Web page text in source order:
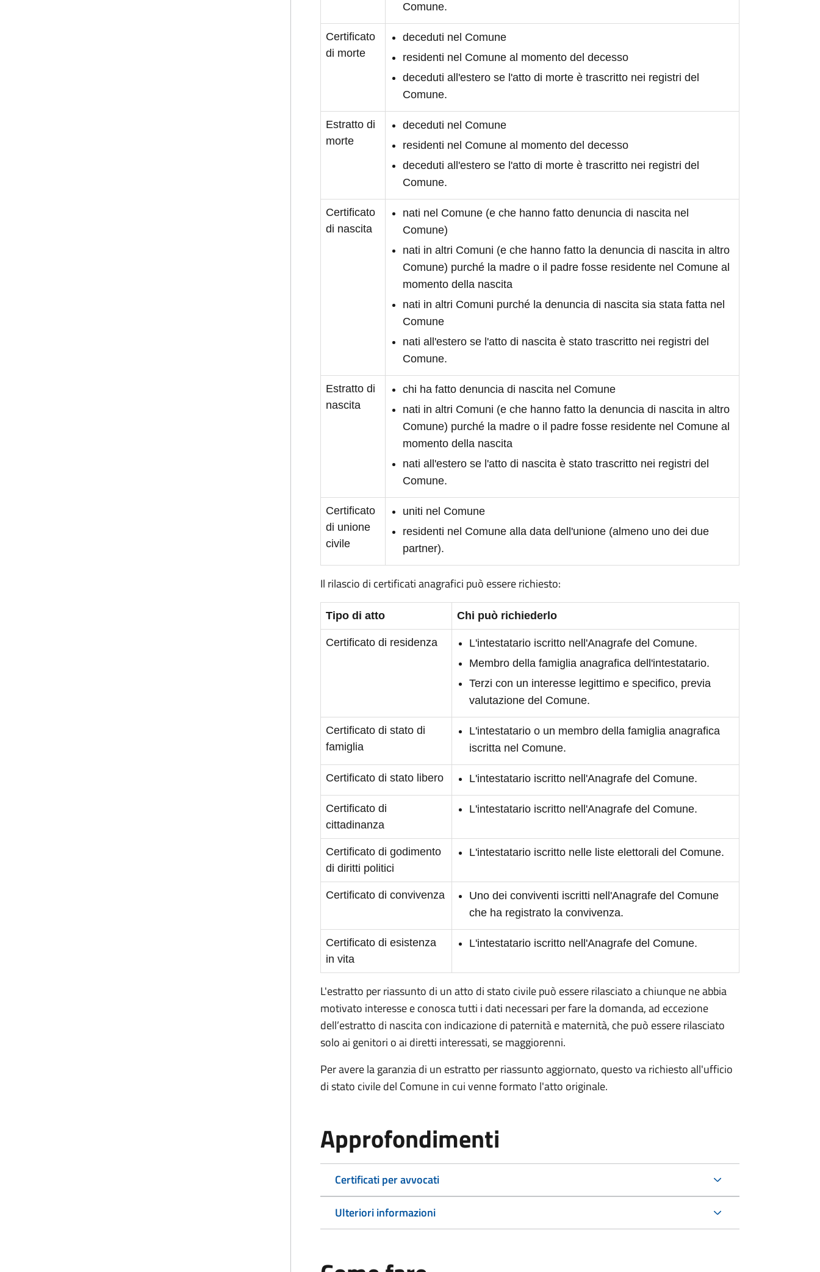
Comune.
Certificato
di morte
deceduti nel Comune
residenti nel Comune al momento del decesso
deceduti all'estero se l'atto di morte è trascritto nei registri del
Comune.
Estratto di
morte
deceduti nel Comune
residenti nel Comune al momento del decesso
deceduti all'estero se l'atto di morte è trascritto nei registri del
Comune.
Certificato
di nascita
nati nel Comune (e che hanno fatto denuncia di nascita nel
Comune)
nati in altri Comuni (e che hanno fatto la denuncia di nascita in altro
Comune) purché la madre o il padre fosse residente nel Comune al
momento della nascita
nati in altri Comuni purché la denuncia di nascita sia stata fatta nel
Comune
nati all'estero se l'atto di nascita è stato trascritto nei registri del
Comune.
Estratto di
nascita
chi ha fatto denuncia di nascita nel Comune
nati in altri Comuni (e che hanno fatto la denuncia di nascita in altro
Comune) purché la madre o il padre fosse residente nel Comune al
momento della nascita
nati all'estero se l'atto di nascita è stato trascritto nei registri del
Comune.
Certificato
di unione
civile
uniti nel Comune
residenti nel Comune alla data dell'unione (almeno uno dei due
partner).
Il rilascio di certificati anagrafici può essere richiesto:
Tipo di atto Chi può richiederlo
Certificato di residenza
L'intestatario iscritto nell'Anagrafe del Comune.
Membro della famiglia anagrafica dell'intestatario.
Terzi con un interesse legittimo e specifico, previa
valutazione del Comune.
Certificato di stato di
famiglia
L'intestatario o un membro della famiglia anagrafica
iscritta nel Comune.
Certificato di stato libero L'intestatario iscritto nell'Anagrafe del Comune.
Certificato di
cittadinanza
L'intestatario iscritto nell'Anagrafe del Comune.
Certificato di godimento
di diritti politici
L'intestatario iscritto nelle liste elettorali del Comune.
Certificato di convivenza
Uno dei conviventi iscritti nell'Anagrafe del Comune
che ha registrato la convivenza.
Certificato di esistenza
in vita
L'intestatario iscritto nell'Anagrafe del Comune.
L'estratto per riassunto di un atto di stato civile può essere rilasciato a chiunque ne abbia
motivato interesse e conosca tutti i dati necessari per fare la domanda, ad eccezione
dell’estratto di nascita con indicazione di paternità e maternità, che può essere rilasciato
solo ai genitori o ai diretti interessati, se maggiorenni.
Per avere la garanzia di un estratto per riassunto aggiornato, questo va richiesto all'ufficio
di stato civile del Comune in cui venne formato l'atto originale.
Approfondimenti
Certificati per avvocati
Ulteriori informazioni